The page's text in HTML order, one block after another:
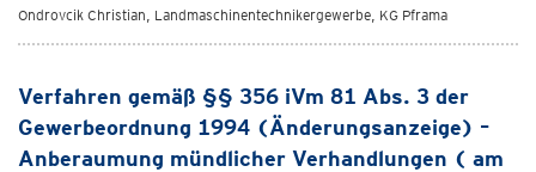
Ondrovcik Christian, Landmaschinentechnikergewerbe, KG Pframa
Verfahren gemäß §§ 356 iVm 81 Abs. 3 der
Gewerbeordnung 1994 (Änderungsanzeige) –
Anberaumung mündlicher Verhandlungen ( am